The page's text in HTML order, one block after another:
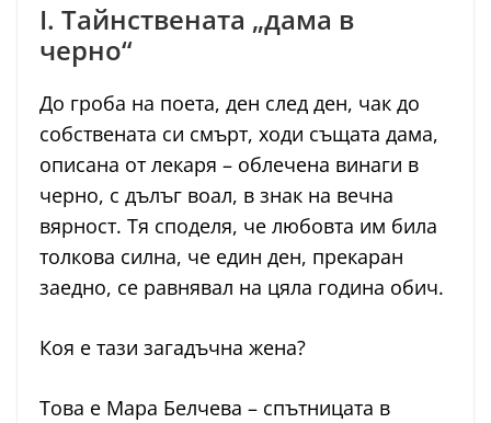
I. Тайнствената „дама в
черно“
До гроба на поета, ден след ден, чак до
собствената си смърт, ходи същата дама,
описана от лекаря – облечена винаги в
черно, с дълъг воал, в знак на вечна
вярност. Тя споделя, че любовта им била
толкова силна, че един ден, прекаран
заедно, се равнявал на цяла година обич.
Коя е тази загадъчна жена?
Това е Мара Белчева – спътницата в